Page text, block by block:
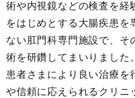
術や内視鏡などの検査を経
をはじめとする大腸疾患を
ない肛門科専門施設で、そ
術を研鑽してまいりました
患者さまにより良い治療を
や信頼に応えられるクリニ